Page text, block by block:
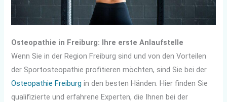
Osteopathie in Freiburg: Ihre erste Anlaufstelle
Wenn Sie in der Region Freiburg sind und von den Vorteilen
der Sportosteopathie profitieren möchten, sind Sie bei der
Osteopathie Freiburg in den besten Händen. Hier finden Sie
qualifizierte und erfahrene Experten, die Ihnen bei der